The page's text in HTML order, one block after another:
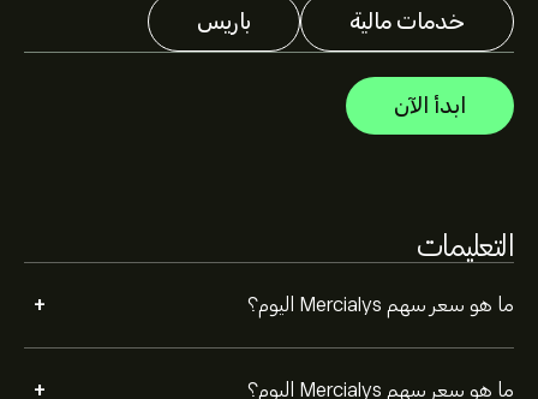
خدمات مالية باريس
ابدأ الآن
التعليمات
ما هو سعر سهم Mercialys اليوم؟ +
ما هو سعر سهم Mercialys اليوم؟ +
لتحركات الأسعار المستقبلية.
القيمة السوقية لـ Mercialys هي 1.13B‎€‎ دولار